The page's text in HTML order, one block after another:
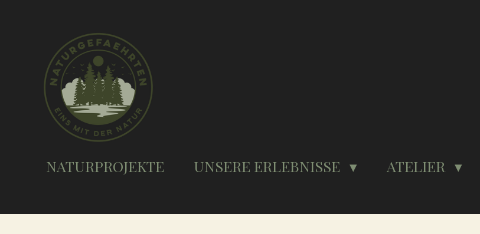
NATURPROJEKTE UNSERE ERLEBNISSE ATELIER